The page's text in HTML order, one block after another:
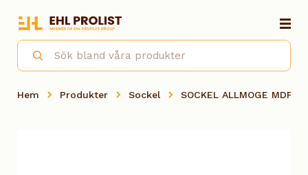
Hem Produkter Sockel SOCKEL ALLMOGE MDF